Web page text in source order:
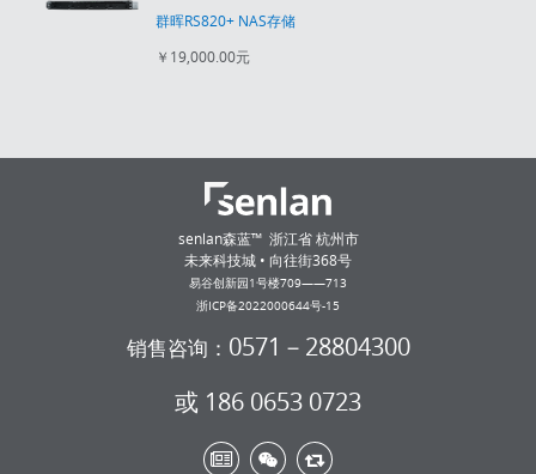
群晖RS820+ NAS存储
￥19,000.00元
senlan森蓝™ 浙江省 杭州市
未来科技城 • 向往街368号
易谷创新园1号楼709——713
浙ICP备2022000644号-15
销售咨询： 0571－28804300
或 186 0653 0723